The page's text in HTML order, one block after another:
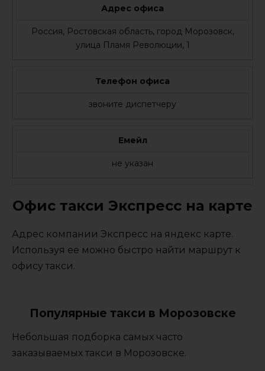
Адрес офиса
Россия, Ростовская область, город Морозовск,
улица Пламя Революции, 1
Телефон офиса
звоните диспетчеру
Емейл
не указан
Офис такси Экспресс на карте
Адрес компании Экспресс на яндекс карте.
Используя ее можно быстро найти маршрут к
офису такси.
Популярные такси в Морозовске
Небольшая подборка самых часто
заказываемых такси в Морозовске.